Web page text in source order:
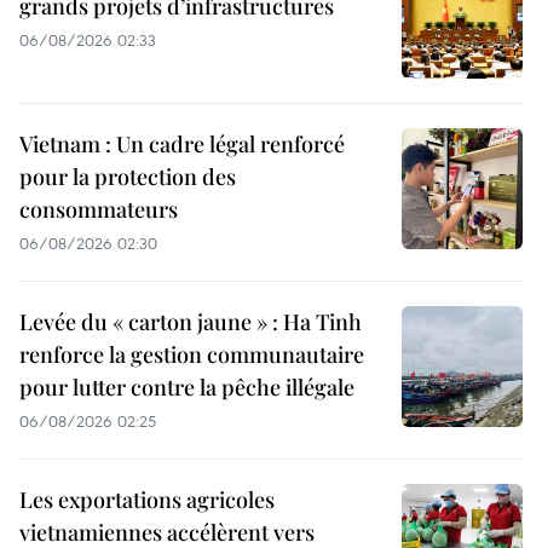
grands projets d’infrastructures
06/08/2026 02:33
Vietnam : Un cadre légal renforcé
pour la protection des
consommateurs
06/08/2026 02:30
Levée du « carton jaune » : Ha Tinh
renforce la gestion communautaire
pour lutter contre la pêche illégale
06/08/2026 02:25
Les exportations agricoles
vietnamiennes accélèrent vers